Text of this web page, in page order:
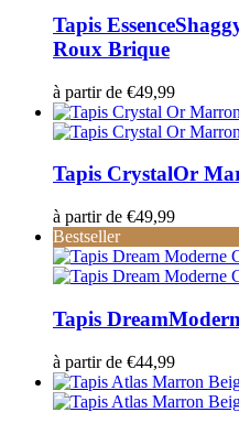
Tapis Essence
Roux Brique
à partir de €49,99
Tapis CrystalOr
à partir de €49,99
Bestseller
Tapis Dream
à partir de €44,99